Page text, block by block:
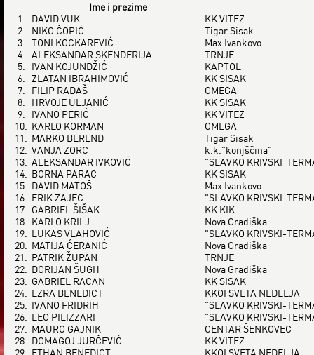
Ime i prezime
1.
DAVID VUK
KK VITEZ
2.
NIKO ČOPIĆ
Tigar Sisak
3.
TONI KOCKAREVIĆ
Max Ivankovo
4.
ALEKSANDAR SKENDERIJA
TRNJE
5.
IVAN KOJUNDŽIĆ
KAPTOL
6.
ZLATAN IBRAHIMOVIĆ
KK SISAK
7.
FILIP RADAŠ
OMEGA
8.
HRVOJE ULJANIĆ
KK SISAK
9.
IVANO PERIĆ
KK VITEZ
10.
KARLO KORMAN
OMEGA
11.
MARKO BEREND
Tigar Sisak
12. VANJA ZORC
k.k."konjščina"
13. ALEKSANDAR IVKOVIĆ
"SLAVKO KRIVSKI-
14.
BORNA PARAC
KK SISAK
15.
DAVID MATOŠ
Max Ivankovo
16.
ERIK ZAJEC
"SLAVKO KRIVSKI-
17.
GABRIEL ŠIŠAK
KK KIK
18.
KARLO KRILJ
Nova Gradiška
19.
LUKAS VLAHOVIĆ
"SLAVKO KRIVSKI-
20.
MATIJA ĆERANIĆ
Nova Gradiška
21.
PATRIK ŽUPAN
TRNJE
22.
DORIJAN ŠUGH
Nova Gradiška
23.
GABRIEL RACAN
KK SISAK
24.
EZRA BENEDICT
KKOI SVETA NEDELJA
25.
IVANO FRIDRIH
"SLAVKO KRIVSKI-
26.
LEO PILIZZARI
"SLAVKO KRIVSKI-
27.
MAURO GAJNIK
CENTAR ŠENKOVEC
28.
DOMAGOJ JURČEVIĆ
KK VITEZ
29.
ETHAN BENEDICT
KKOI SVETA NEDELJA